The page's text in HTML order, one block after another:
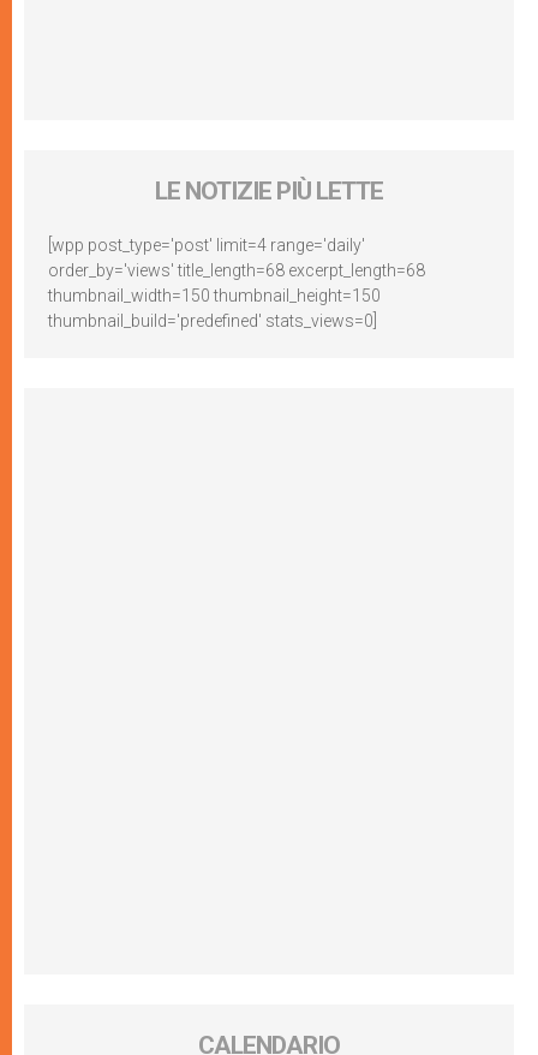
LE NOTIZIE PIÙ LETTE
[wpp post_type='post' limit=4 range='daily'
order_by='views' title_length=68 excerpt_length=68
thumbnail_width=150 thumbnail_height=150
thumbnail_build='predefined' stats_views=0]
CALENDARIO